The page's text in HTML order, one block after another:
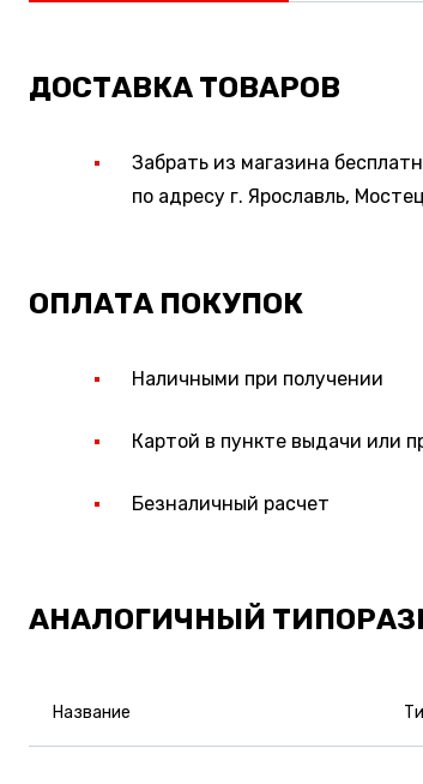
ДОСТАВКА ТОВАРОВ
Забрать из магазина
по адресу г. Ярославль,
ОПЛАТА ПОКУПОК
Наличными при получении
Картой в пункте выдачи или
Безналичный расчет
АНАЛОГИЧНЫЙ
Название